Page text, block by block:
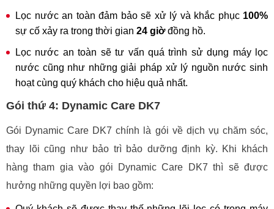
Lọc nước an toàn đảm bảo sẽ xử lý và khắc phục 100%
sự cố xảy ra trong thời gian 24 giờđồng hồ.
Lọc nước an toàn sẽ tư vấn quá trình sử dụng máy lọc
nước cũng như những giải pháp xử lý nguồn nước sinh
hoạt cùng quý khách cho hiệu quả nhất.
Gói thứ 4: Dynamic Care DK7
Gói Dynamic Care DK7 chính là gói về dịch vụ chăm sóc,
thay lõi cũng như bảo trì bảo dưỡng định kỳ. Khi khách
hàng tham gia vào gói Dynamic Care DK7 thì sẽ được
hưởng những quyền lợi bao gồm: